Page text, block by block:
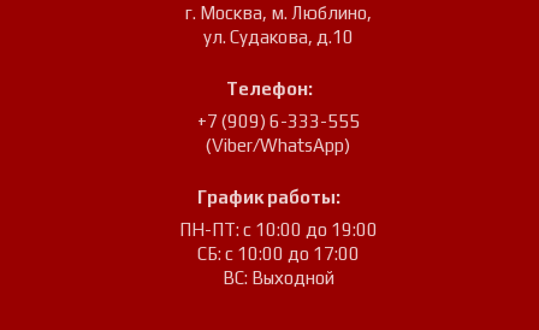
г. Москва, м. Люблино,
ул. Судакова, д.10
Телефон:
+7 (909) 6-333-555
(Viber/WhatsApp)
График работы:
ПН-ПТ: с 10:00 до 19:00
СБ: с 10:00 до 17:00
ВС: Выходной